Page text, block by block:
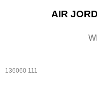
AIR
136060 111